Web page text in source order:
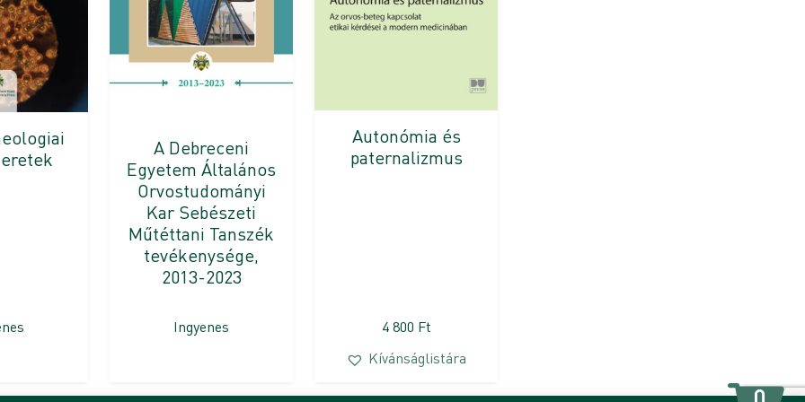
A Debreceni
Egyetem Általános
Orvostudományi
Kar Sebészeti
Műtéttani Tanszék
tevékenysége,
2013-2023
Ingyenes
Autonómia és
paternalizmus
4 800 Ft
Kívánságlistára